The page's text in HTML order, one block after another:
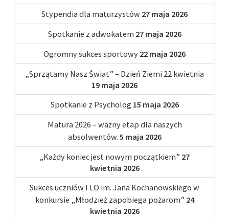
Stypendia dla maturzystów 27 maja 2026
Spotkanie z adwokatem 27 maja 2026
Ogromny sukces sportowy 22 maja 2026
„Sprzątamy Nasz Świat” – Dzień Ziemi 22 kwietnia
19 maja 2026
Spotkanie z Psycholog 15 maja 2026
Matura 2026 – ważny etap dla naszych
absolwentów. 5 maja 2026
„Każdy koniec jest nowym początkiem” 27
kwietnia 2026
Sukces uczniów I LO im. Jana Kochanowskiego w
konkursie „Młodzież zapobiega pożarom” 24
kwietnia 2026